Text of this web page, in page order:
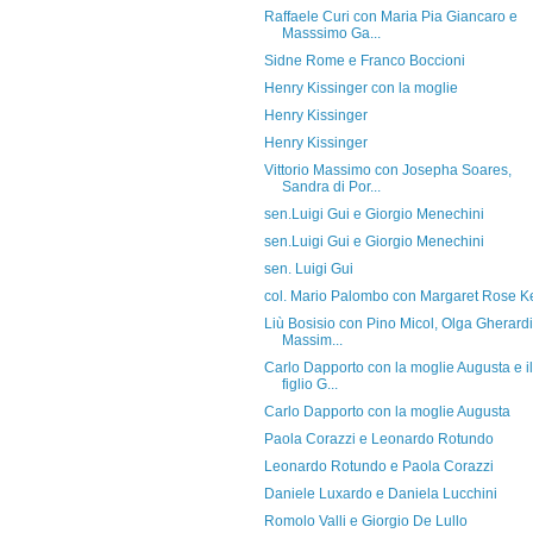
Raffaele Curi con Maria Pia Giancaro e
Masssimo Ga...
Sidne Rome e Franco Boccioni
Henry Kissinger con la moglie
Henry Kissinger
Henry Kissinger
Vittorio Massimo con Josepha Soares,
Sandra di Por...
sen.Luigi Gui e Giorgio Menechini
sen.Luigi Gui e Giorgio Menechini
sen. Luigi Gui
col. Mario Palombo con Margaret Rose
Liù Bosisio con Pino Micol, Olga
Massim...
Carlo Dapporto con la moglie Augusta e il
figlio G...
Carlo Dapporto con la moglie Augusta
Paola Corazzi e Leonardo Rotundo
Leonardo Rotundo e Paola Corazzi
Daniele Luxardo e Daniela Lucchini
Romolo Valli e Giorgio De Lullo